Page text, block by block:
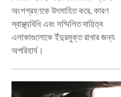
অংশগ্রহণকে উৎসাহিত করে, কারণ
স্বাস্থ্যবিধি এবং সম্মিলিত দায়িত্ব
এলাকাগুলোকে ইঁদুরমুক্ত রাখার জন্য
অপরিহার্য।